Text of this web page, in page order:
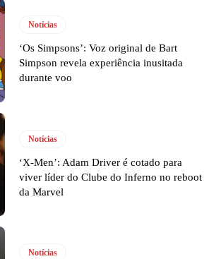
Notícias
‘Os Simpsons’: Voz original de Bart
Simpson revela experiência inusitada
durante voo
Notícias
‘X-Men’: Adam Driver é cotado para
viver líder do Clube do Inferno no reboot
da Marvel
Notícias